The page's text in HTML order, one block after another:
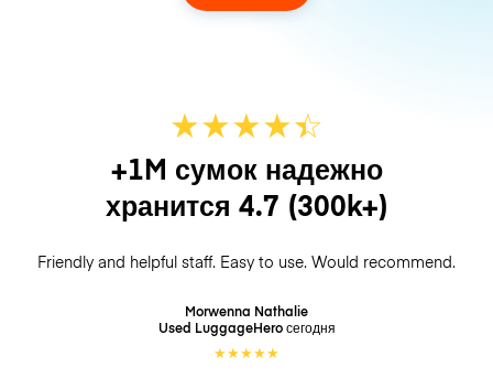
★★★★☆
★
+1M сумок надежно
хранится 4.7 (300k+)
Friendly and helpful staff. Easy to use. Would recommend.
Morwenna Nathalie
Used LuggageHeroсегодня
★★★★★